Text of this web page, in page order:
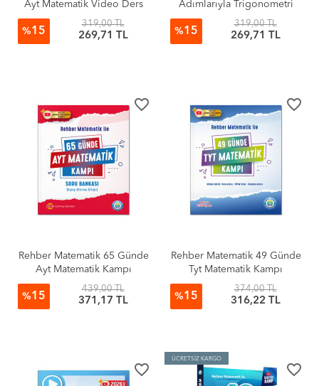
Ayt Matematik Video Ders
Notları
%15
319,00 TL
269,71 TL
Adımlarıyla Trigonometri
%15
319,00 TL
269,71 TL
favorite_border
Rehber Matematik 65 Günde
Ayt Matematik Kampı
%15
439,00 TL
371,17 TL
favorite_border
Rehber Matematik 49 Günde
Tyt Matematik Kampı
%15
374,00 TL
316,22 TL
favorite_border
ÜCRETSİZ KARGO
favorite_border